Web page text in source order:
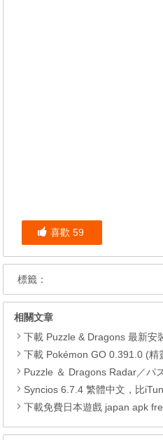
喜歡 59
標籤：
相關文章
下載 Puzzle & Dragons 最新安裝程式 Ver 23.3.2
下載 Pokémon GO 0.391.0 (精靈寶可夢 GO)
Puzzle ＆ Dragons Radar／パ
Syncios 6.7.4 繁體中文，比iTunes
下載免費日本遊戲 japan apk